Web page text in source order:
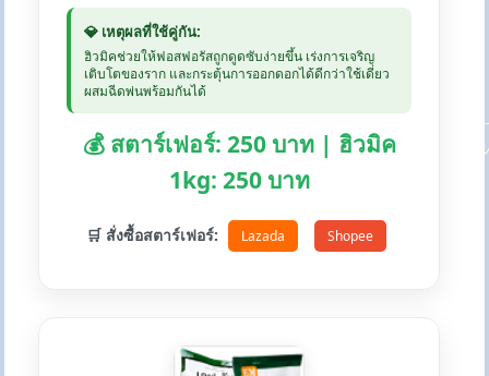
💎 เหตุผลที่ใช้คู่กัน:
ฮิวมิคช่วยให้ฟอสฟอรัสถูกดูดซับง่ายขึ้น เร่งการเจริญ
เติบโตของราก และกระตุ้นการออกดอกได้ดีกว่าใช้เดี่ยว
ผสมฉีดพ่นพร้อมกันได้
💰 สตาร์เฟอร์: 250 บาท | ฮิวมิค
1kg: 250 บาท
🛒 สั่งซื้อสตาร์เฟอร์: Lazada Shopee